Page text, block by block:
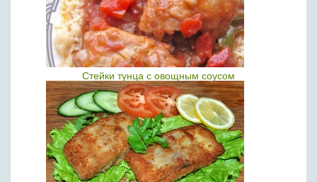
Стейки тунца с овощным соусом